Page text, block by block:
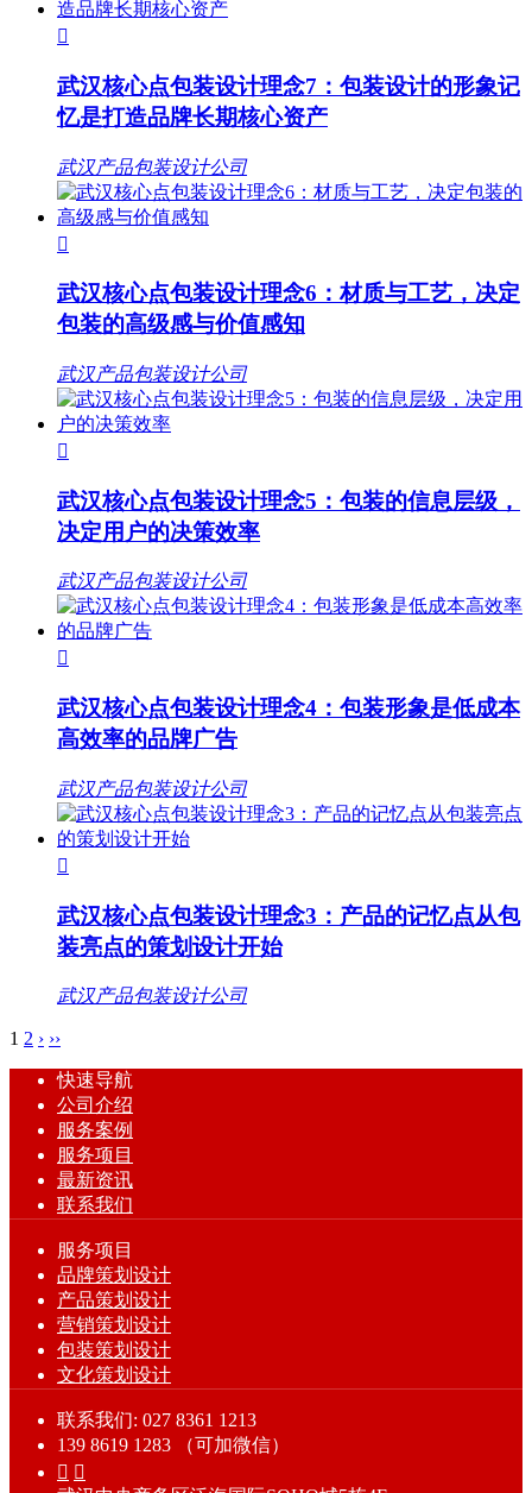

武汉核心点包装设计理念7：包装设计的形象记
忆是打造品牌长期核心资产
武汉产品包装设计公司

武汉核心点包装设计理念6：材质与工艺，决定
包装的高级感与价值感知
武汉产品包装设计公司

武汉核心点包装设计理念5：包装的信息层级，
决定用户的决策效率
武汉产品包装设计公司

武汉核心点包装设计理念4：包装形象是低成本
高效率的品牌广告
武汉产品包装设计公司

武汉核心点包装设计理念3：产品的记忆点从包
装亮点的策划设计开始
武汉产品包装设计公司
1 2 › ››
快速导航
公司介绍
服务案例
服务项目
最新资讯
联系我们
服务项目
品牌策划设计
产品策划设计
营销策划设计
包装策划设计
文化策划设计
联系我们: 027 8361 1213
139 8619 1283 （可加微信）
 